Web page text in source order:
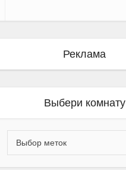
Реклама
Выбери комнату